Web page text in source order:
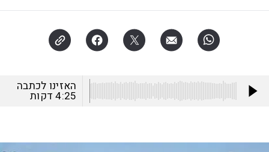
האזינו לכתבה
4:25דקות